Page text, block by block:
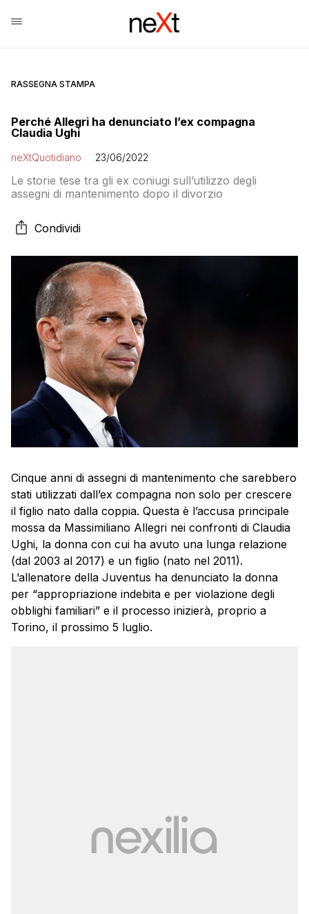
RASSEGNA STAMPA
Perché Allegri ha denunciato l’ex compagna
Claudia Ughi
neXtQuotidiano 23/06/2022
Le storie tese tra gli ex coniugi sull’utilizzo degli
assegni di mantenimento dopo il divorzio
Condividi
Cinque anni di assegni di mantenimento che sarebbero
stati utilizzati dall’ex compagna non solo per crescere
il figlio nato dalla coppia. Questa è l’accusa principale
mossa da Massimiliano Allegri nei confronti di Claudia
Ughi, la donna con cui ha avuto una lunga relazione
(dal 2003 al 2017) e un figlio (nato nel 2011).
L’allenatore della Juventus ha denunciato la donna
per “appropriazione indebita e per violazione degli
obblighi familiari” e il processo inizierà, proprio a
Torino, il prossimo 5 luglio.